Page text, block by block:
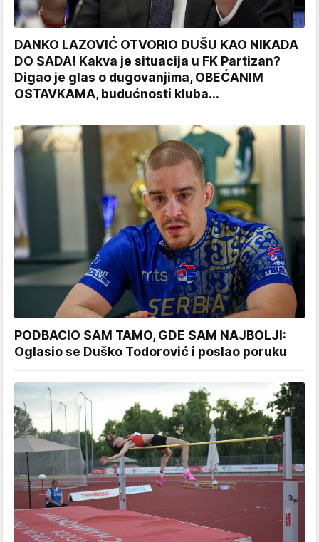
DANKO LAZOVIĆ OTVORIO DUŠU KAO NIKADA
DO SADA! Kakva je situacija u FK Partizan?
Digao je glas o dugovanjima, OBEĆANIM
OSTAVKAMA, budućnosti kluba...
PODBACIO SAM TAMO, GDE SAM NAJBOLJI:
Oglasio se Duško Todorović i poslao poruku